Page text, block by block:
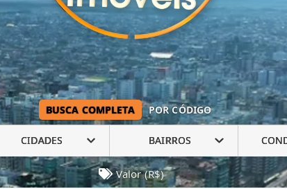
BUSCA COMPLETA POR CÓDIGO
CIDADES BAIRROS
Valor (R$)